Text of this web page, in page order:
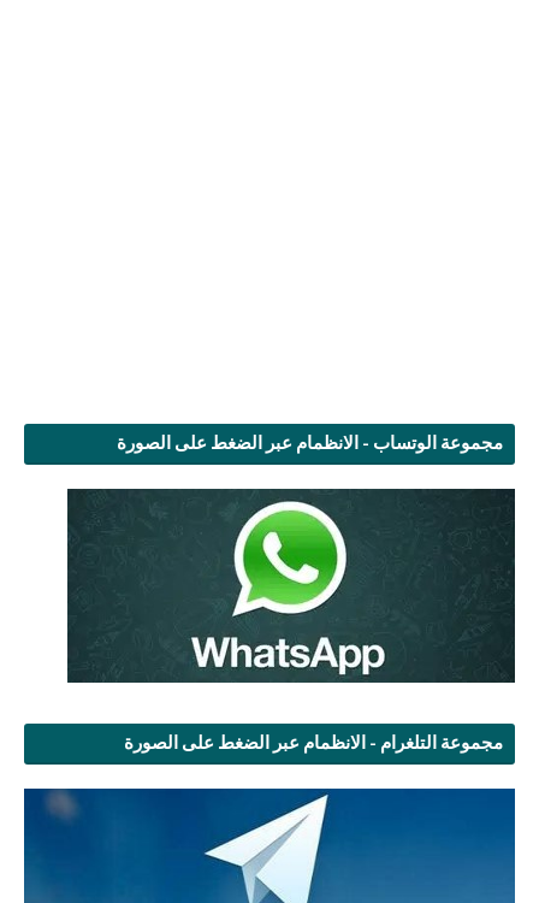
مجموعة الوتساب - الانظمام عبر الضغط على الصورة
مجموعة التلغرام - الانظمام عبر الضغط على الصورة